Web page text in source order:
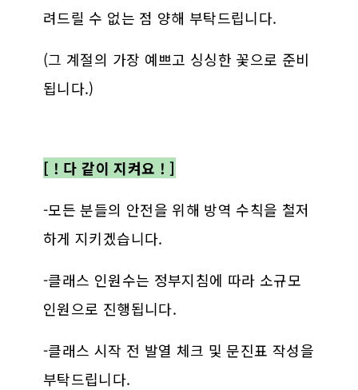
려드릴 수 없는 점 양해 부탁드립니다.
(그 계절의 가장 예쁘고 싱싱한 꽃으로 준비
됩니다.)
[ ! 다 같이 지켜요 ! ]
-모든 분들의 안전을 위해 방역 수칙을 철저
하게 지키겠습니다.
-클래스 인원수는 정부지침에 따라 소규모
인원으로 진행됩니다.
-클래스 시작 전 발열 체크 및 문진표 작성을
부탁드립니다.